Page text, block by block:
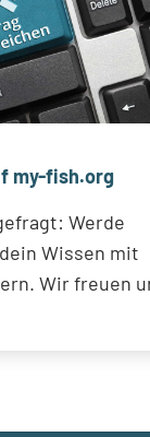
my-fish.org
Werde
Wissen mit
Wir freuen